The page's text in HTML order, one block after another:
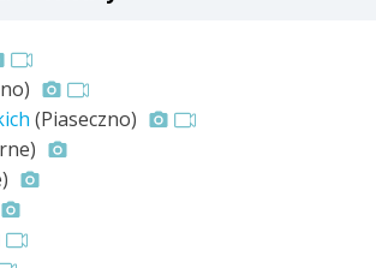
(Piaseczno)